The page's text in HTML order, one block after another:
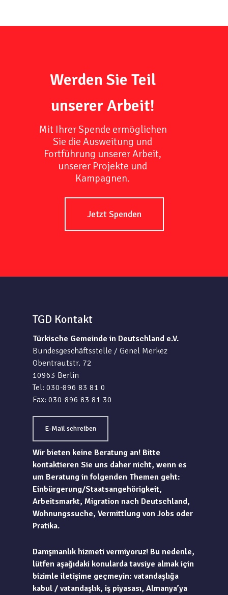
Werden Sie Teil
unserer Arbeit!
Mit Ihrer Spende ermöglichen
Sie die Ausweitung und
Fortführung unserer Arbeit,
unserer Projekte und
Kampagnen.
Jetzt Spenden
TGD Kontakt
Türkische Gemeinde in Deutschland e.V.
Bundesgeschäftsstelle / Genel Merkez
Obentrautstr. 72
10963 Berlin
Tel: 030-896 83 81 0
Fax: 030-896 83 81 30
E-Mail schreiben
Wir bieten keine Beratung an! Bitte
kontaktieren Sie uns daher nicht, wenn es
um Beratung in folgenden Themen geht:
Einbürgerung/Staatsangehörigkeit,
Arbeitsmarkt, Migration nach Deutschland,
Wohnungssuche, Vermittlung von Jobs oder
Pratika.
Danışmanlık hizmeti vermiyoruz! Bu nedenle,
lütfen aşağıdaki konularda tavsiye almak için
bizimle iletişime geçmeyin: vatandaşlığa
kabul / vatandaşlık, iş piyasası, Almanya’ya